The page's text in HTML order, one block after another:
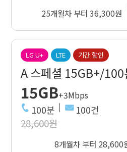
25개월차 부터 36,300원
LG U+ LTE 기간 할인
A 스페셜 15GB+/100
15GB+3Mbps
100분 100건
28,600원
8개월차 부터 28,600